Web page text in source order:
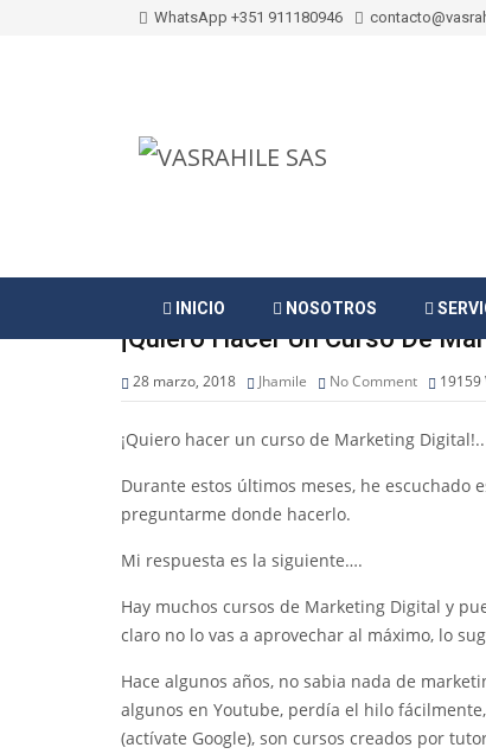
WhatsApp +351 911180946
INICIO NOSOTROS
¡Quiero Hacer Un Curso De
28 marzo, 2018 Jhamile No Comment 19159
¡Quiero hacer un curso de Marketing Digital!..
Durante estos últimos meses, he escuchado
preguntarme donde hacerlo.
Mi respuesta es la siguiente….
Hay muchos cursos de Marketing Digital y
claro no lo vas a aprovechar al máximo, lo
Hace algunos años, no sabia nada de
algunos en Youtube, perdía el hilo
(actívate Google), son cursos creados por